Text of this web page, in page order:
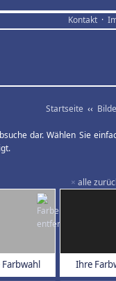
Kontakt ·
Startseite ‹‹
dar. Wählen Sie
× alle
Ihre